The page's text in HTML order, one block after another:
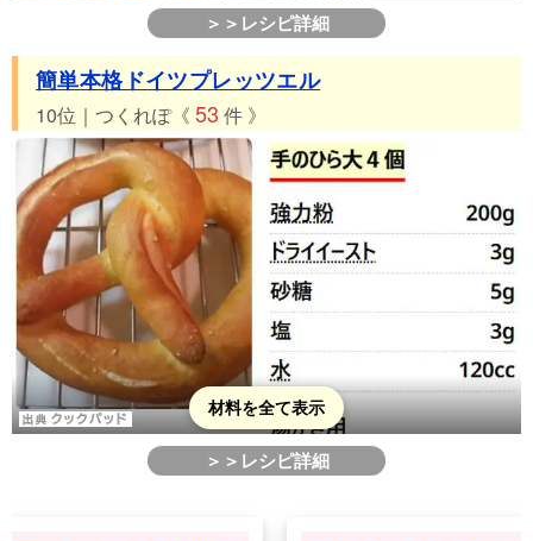
＞＞レシピ詳細
簡単本格ドイツプレッツエル
10位｜つくれぽ《 53 件 》
材料を全て表示
＞＞レシピ詳細